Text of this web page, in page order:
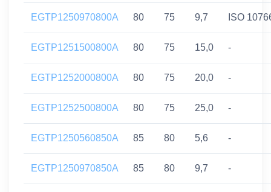
EGTP1250970800A 80 75 9,7 ISO
EGTP1251500800A 80 75 15,0 -
EGTP1252000800A 80 75 20,0 -
EGTP1252500800A 80 75 25,0 -
EGTP1250560850A 85 80 5,6 -
EGTP1250970850A 85 80 9,7 -